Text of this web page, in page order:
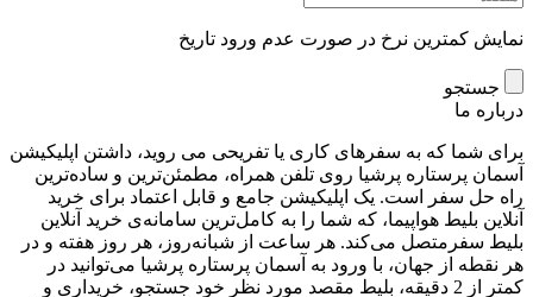
نمایش کمترین نرخ در صورت عدم ورود تاریخ
جستجو
درباره ما
برای شما که به سفرهای کاری یا تفریحی می ‌روید، داشتن اپلیکیشن
آسمان پرستاره پرشیا روی تلفن همراه، مطمئن‌ترین و ساده‌ترین
راه حل سفر است. یک اپلیکیشن جامع و قابل اعتماد برای خرید
آنلاین بلیط هواپیما، که شما را به کامل‌ترین سامانه‌ی خرید آنلاین
بلیط سفرمتصل می‌کند. هر ساعت از شبانه‌روز، هر روز هفته و در
هر نقطه از جهان، با ورود به آسمان پرستاره پرشیا می‌توانید در
کمتر از 2 دقیقه، بلیط مقصد مورد نظر خود جستجو، خریداری و